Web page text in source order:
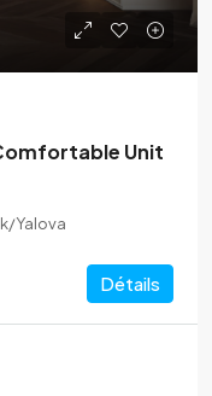
Unit
Yalova
Détails